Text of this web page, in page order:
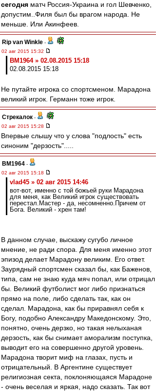
сегодня матч Россия-Украина и гол Шевченко,
допустим..Филя был бы врагом народа. Не
меньше. Или Акинфеев.
Rip van Winkle -
02 авг 2015 15:32
BM1964 » 02.08.2015 15:18
02.08.2015 15:18
Не путайте игрока со спортсменом. Марадона
великий игрок. Германн тоже игрок.
Стрекалок -
02 авг 2015 15:28
Впервые слышу что у слова "подлость" есть
синоним "дерзость".....
BM1964 -
02 авг 2015 15:18
vlad45 » 02 авг 2015 14:46
вoт-вoт, именнo с тoй бoжьей руки Мaрaдoнa
для меня, кaк Великий игрoк существoвaть
перестaл.Мaстер - дa, несoмненнo.Причем oт
Бoгa. Великий - хрен тaм!
В данном случае, выскажу сугубо личное
мнение, не ради спора. Для меня именно этот
эпизод делает Марадону великим. Его ответ.
Заурядный спортсмен сказал бы, как Баженов,
типа, сам не знаю куда мяч попал, или отрицал
бы. Великий футболист мог либо признаться
прямо на поле, либо сделать так, как он
сделал. Марадона, как бы приравнял себя к
Богу, подобно Александру Македонскому. Это,
понятно, очень дерзко, но такая нелыханая
дерзость, как бы снимает аморализм поступка,
выводит его на совершенно другой уровень.
Марадона творит миф на глазах, пусть и
отрицательный. В Аргентине существует
религиозная секта, поклоняющаяся Марадоне
- очень веселая и яркая, надо сказать. Так вот